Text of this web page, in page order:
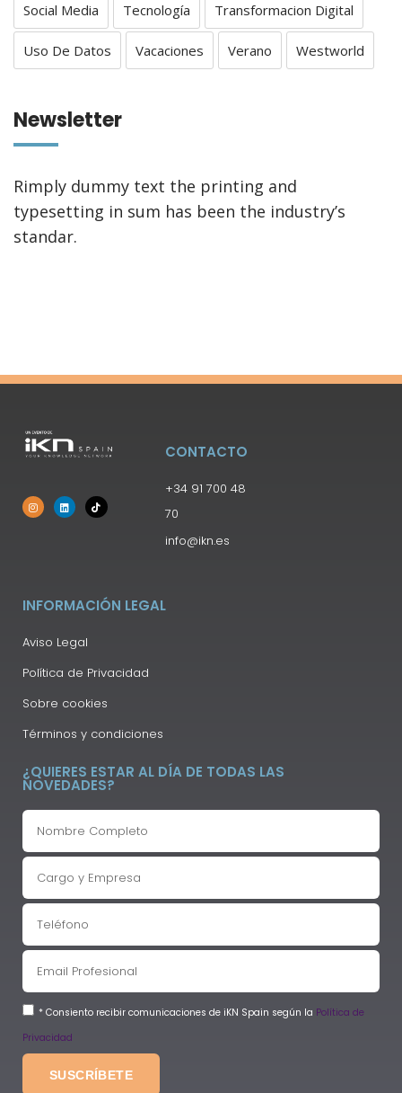
Social Media Tecnología Transformacion Digital
Uso De Datos Vacaciones Verano Westworld
Newsletter
Rimply dummy text the printing and
typesetting in sum has been the industry’s
standar.
CONTACTO
+34 91 700 48
70
info@ikn.es
INFORMACIÓN LEGAL
Aviso Legal
Política de Privacidad
Sobre cookies
Términos y condiciones
¿QUIERES ESTAR AL DÍA DE TODAS LAS
NOVEDADES?
* Consiento recibir comunicaciones de iKN Spain según la Política de
Privacidad
SUSCRÍBETE